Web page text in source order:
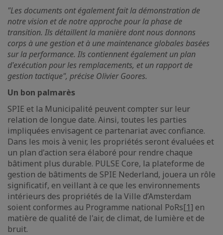
"Les documents ont également fait la démonstration de
notre vision et de notre approche pour la phase de
transition. Ils détaillent la manière dont nous donnons
corps à une gestion et à une maintenance globales basées
sur la performance. Ils contiennent également un plan
d'exécution pour les remplacements, et un rapport de
gestion tactique", précise Olivier Goores.
Un bon palmarès
SPIE et la Municipalité peuvent compter sur leur
relation de longue date. Ainsi, toutes les parties
impliquées envisagent ce partenariat avec confiance.
Dans les mois à venir, les propriétés seront évaluées et
un plan d'action sera élaboré pour rendre chaque
bâtiment plus durable. PULSE Core, la plateforme de
gestion de bâtiments de SPIE Nederland, jouera un rôle
significatif, en veillant à ce que les environnements
intérieurs des propriétés de la Ville d’Amsterdam
soient conformes au Programme national PoRs[1] en
matière de qualité de l'air, de climat, de lumière et de
bruit.